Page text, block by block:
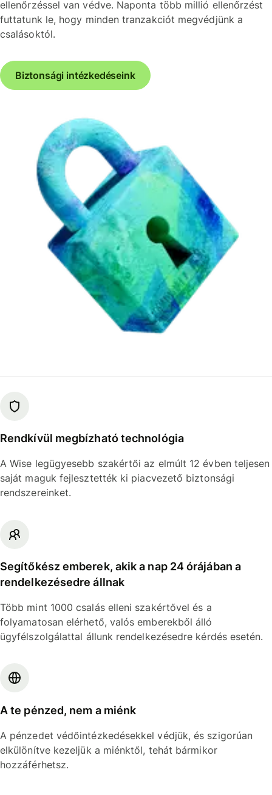
ellenőrzéssel van védve. Naponta több millió ellenőrzést
futtatunk le, hogy minden tranzakciót megvédjünk a
csalásoktól.
Biztonsági intézkedéseink
Rendkívül megbízható technológia
A Wise legügyesebb szakértői az elmúlt 12 évben teljesen
saját maguk fejlesztették ki piacvezető biztonsági
rendszereinket.
Segítőkész emberek, akik a nap 24 órájában a
rendelkezésedre állnak
Több mint 1000 csalás elleni szakértővel és a
folyamatosan elérhető, valós emberekből álló
ügyfélszolgálattal állunk rendelkezésedre kérdés esetén.
A te pénzed, nem a miénk
A pénzedet védőintézkedésekkel védjük, és szigorúan
elkülönítve kezeljük a miénktől, tehát bármikor
hozzáférhetsz.